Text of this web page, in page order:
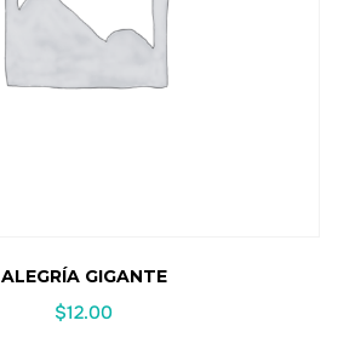
ALEGRÍA GIGANTE
$12.00